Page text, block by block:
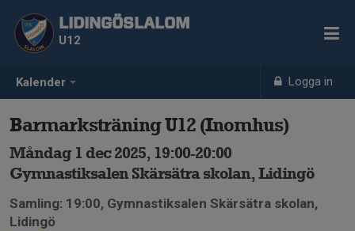
Kalender Logga in
LIDINGÖSLALOM
U12
Barmarksträning U12 (Inomhus)
Måndag 1 dec 2025, 19:00-20:00
Gymnastiksalen Skärsätra skolan, Lidingö
Samling: 19:00, Gymnastiksalen Skärsätra skolan,
Lidingö